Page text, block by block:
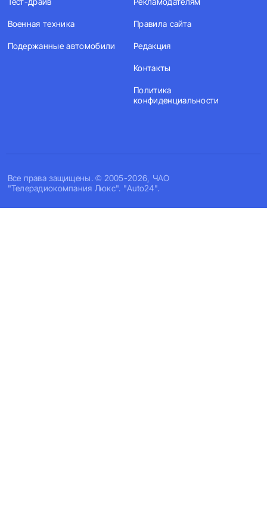
Все права защищены. © 2005-2026, ЧАО
"Телерадиокомпания Люкс". "Auto24".
Военная техника
Подержанные автомобили
Правила сайта
Редакция
Контакты
Политика
конфиденциальности